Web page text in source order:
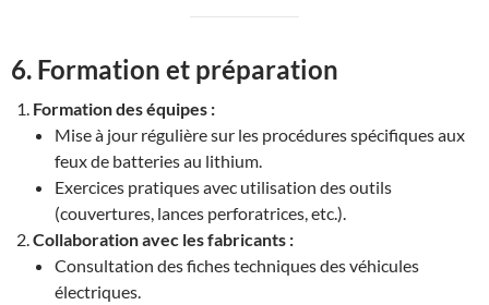
6. Formation et préparation
Formation des équipes :
Mise à jour régulière sur les procédures spécifiques aux
feux de batteries au lithium.
Exercices pratiques avec utilisation des outils
(couvertures, lances perforatrices, etc.).
Collaboration avec les fabricants :
Consultation des fiches techniques des véhicules
électriques.